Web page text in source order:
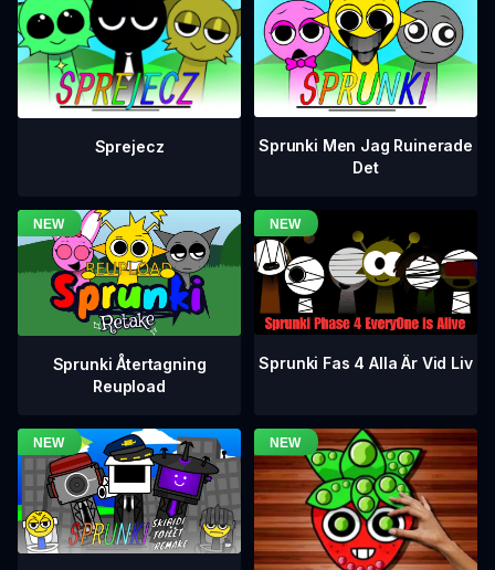
Sprejecz
Sprunki Men Jag Ruinerade
Det
Sprunki Återtagning
Reupload
Sprunki Fas 4 Alla Är Vid Liv